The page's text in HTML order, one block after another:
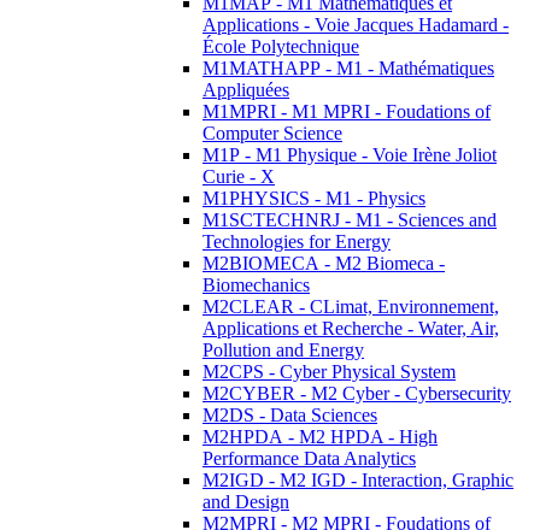
Applications - Voie Jacques Hadamard -
École Polytechnique
M1MATHAPP - M1 - Mathématiques
Appliquées
M1MPRI - M1 MPRI - Foudations of
Computer Science
M1P - M1 Physique - Voie Irène Joliot
Curie - X
M1PHYSICS - M1 - Physics
M1SCTECHNRJ - M1 - Sciences and
Technologies for Energy
M2BIOMECA - M2 Biomeca -
Biomechanics
M2CLEAR - CLimat, Environnement,
Applications et Recherche - Water, Air,
Pollution and Energy
M2CPS - Cyber Physical System
M2CYBER - M2 Cyber - Cybersecurity
M2DS - Data Sciences
M2HPDA - M2 HPDA - High
Performance Data Analytics
M2IGD - M2 IGD - Interaction, Graphic
and Design
M2MPRI - M2 MPRI - Foudations of